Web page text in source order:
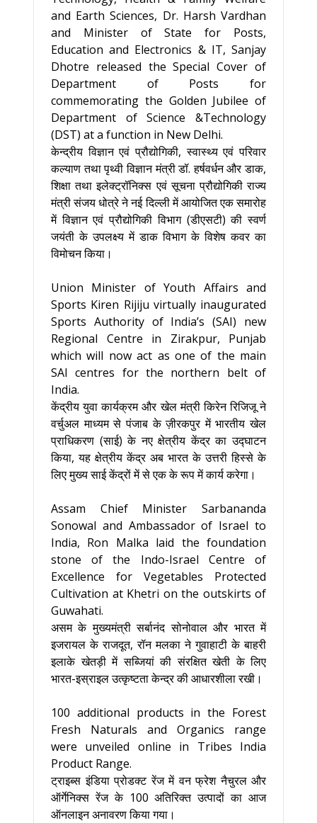
and Earth Sciences, Dr. Harsh Vardhan
and Minister of State for Posts,
Education and Electronics & IT, Sanjay
Dhotre released the Special Cover of
Department of Posts for
commemorating the Golden Jubilee of
Department of Science &Technology
(DST) at a function in New Delhi.
केन्द्रीय विज्ञान एवं प्रौद्योगिकी, स्वास्थ्य एवं परिवार
कल्याण तथा पृथ्वी विज्ञान मंत्री डॉ. हर्षवर्धन और डाक,
शिक्षा तथा इलेक्ट्रॉनिक्स एवं सूचना प्रौद्योगिकी राज्य
मंत्री संजय धोत्रे ने नई दिल्ली में आयोजित एक समारोह
में विज्ञान एवं प्रौद्योगिकी विभाग (डीएसटी) की स्वर्ण
जयंती के उपलक्ष्य में डाक विभाग के विशेष कवर का
विमोचन किया।
Union Minister of Youth Affairs and
Sports Kiren Rijiju virtually inaugurated
Sports Authority of India’s (SAI) new
Regional Centre in Zirakpur, Punjab
which will now act as one of the main
SAI centres for the northern belt of
India.
केंद्रीय युवा कार्यक्रम और खेल मंत्री किरेन रिजिजू ने
वर्चुअल माध्यम से पंजाब के ज़ीरकपुर में भारतीय खेल
प्राधिकरण (साई) के नए क्षेत्रीय केंद्र का उद्घाटन
किया, यह क्षेत्रीय केंद्र अब भारत के उत्तरी हिस्से के
लिए मुख्य साई केंद्रों में से एक के रूप में कार्य करेगा।
Assam Chief Minister Sarbananda
Sonowal and Ambassador of Israel to
India, Ron Malka laid the foundation
stone of the Indo-Israel Centre of
Excellence for Vegetables Protected
Cultivation at Khetri on the outskirts of
Guwahati.
असम के मुख्यमंत्री सर्बानंद सोनोवाल और भारत में
इजरायल के राजदूत, रॉन मलका ने गुवाहाटी के बाहरी
इलाके खेतड़ी में सब्जियां की संरक्षित खेती के लिए
भारत-इस्राइल उत्‍कृष्‍टता केन्‍द्र की आधारशीला रखी।
100 additional products in the Forest
Fresh Naturals and Organics range
were unveiled online in Tribes India
Product Range.
ट्राइब्स इंडिया प्रोडक्ट रेंज में वन फ्रेश नैचुरल और
ऑर्गेनिक्स रेंज के 100 अतिरिक्त उत्पादों का आज
ऑनलाइन अनावरण किया गया।